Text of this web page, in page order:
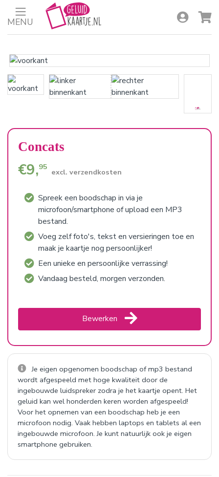
MENU
Concats
€9,95
excl. verzendkosten
Spreek een boodschap in via je
microfoon/smartphone of upload een MP3
bestand.
Voeg zelf foto's, tekst en versieringen toe en
maak je kaartje nog persoonlijker!
Een unieke en persoonlijke verrassing!
Vandaag besteld, morgen verzonden.
Bewerken
Je eigen opgenomen boodschap of mp3 bestand
wordt afgespeeld met hoge kwaliteit door de
ingebouwde luidspreker zodra je het kaartje opent. Het
geluid kan wel honderden keren worden afgespeeld!
Voor het opnemen van een boodschap heb je een
microfoon nodig. Vaak hebben laptops en tablets al een
ingebouwde microfoon. Je kunt natuurlijk ook je eigen
smartphone gebruiken.